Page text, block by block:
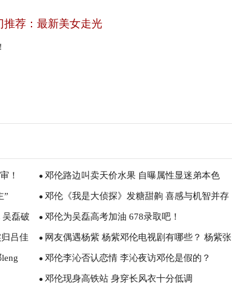
推荐：最新美女走光
！ ● 邓伦路边叫卖天价水果 自曝属性显迷弟本色
” ● 邓伦《我是大侦探》发糖甜齁 喜感与机智并存
吴磊破 ● 邓伦为吴磊高考加油 678录取吧！
吕佳 ● 网友偶遇杨紫 杨紫邓伦电视剧有哪些？ 杨紫张
一山接吻照片是真的吗？
● 邓伦李沁否认恋情 李沁夜访邓伦是假的？
● 邓伦现身高铁站 身穿长风衣十分低调